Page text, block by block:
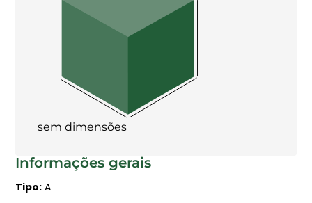
sem dimensões
Informações gerais
Tipo A